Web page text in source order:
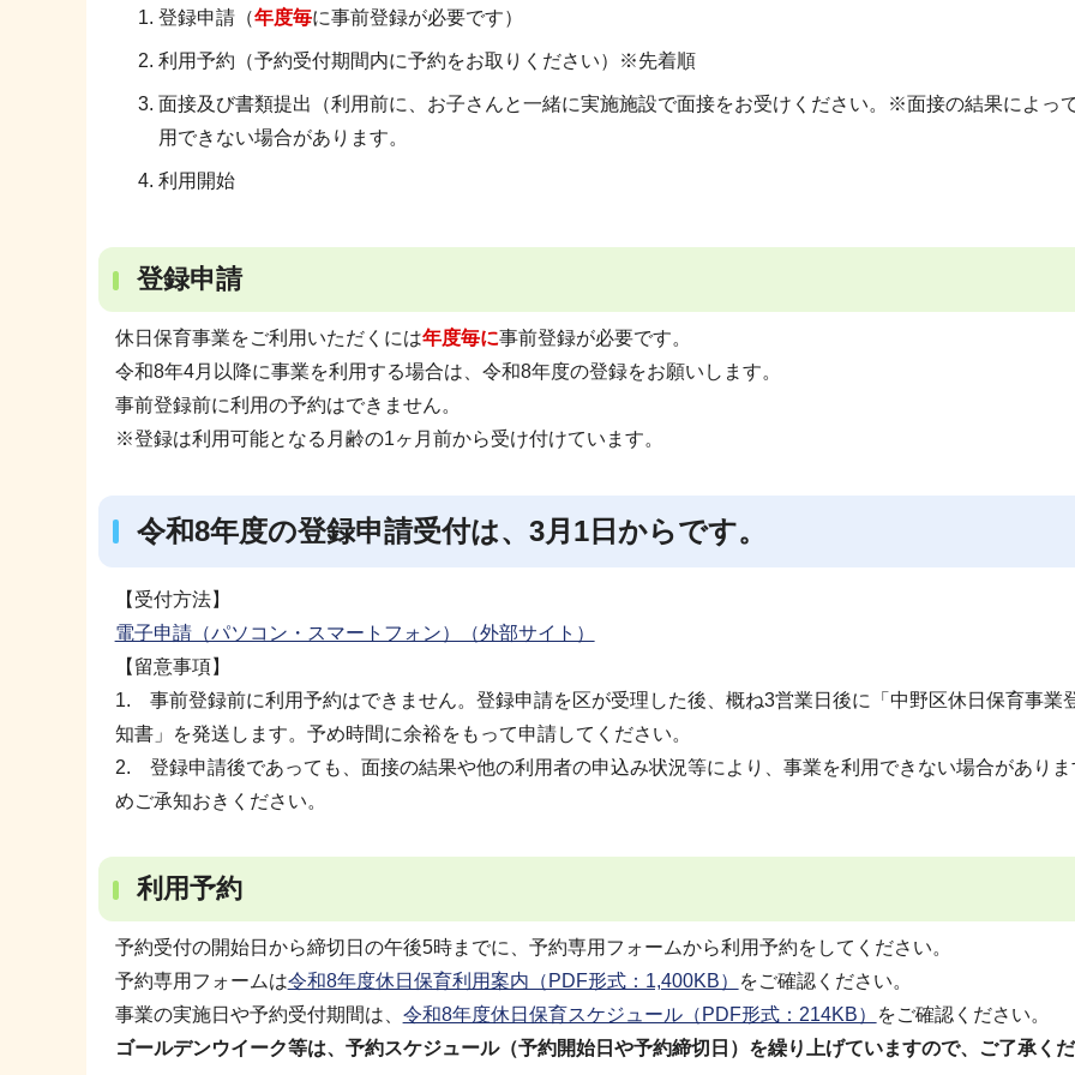
登録申請（年度毎に事前登録が必要です）
利用予約（予約受付期間内に予約をお取りください）※先着順
面接及び書類提出（利用前に、お子さんと一緒に実施施設で面接をお受けください。※面接の結果によっ
用できない場合があります。
利用開始
登録申請
休日保育事業をご利用いただくには年度毎に事前登録が必要です。
令和8年4月以降に事業を利用する場合は、令和8年度の登録をお願いします。
事前登録前に利用の予約はできません。
※登録は利用可能となる月齢の1ヶ月前から受け付けています。
令和8年度の登録申請受付は、3月1日からです。
【受付方法】
電子申請（パソコン・スマートフォン）（外部サイト）
【留意事項】
1. 事前登録前に利用予約はできません。登録申請を区が受理した後、概ね3営業日後に「中野区休日保育事業
知書」を発送します。予め時間に余裕をもって申請してください。
2. 登録申請後であっても、面接の結果や他の利用者の申込み状況等により、事業を利用できない場合がありま
めご承知おきください。
利用予約
予約受付の開始日から締切日の午後5時までに、予約専用フォームから利用予約をしてください。
予約専用フォームは令和8年度休日保育利用案内（PDF形式：1,400KB）
をご確認ください。
事業の実施日や予約受付期間は、 令和8年度休日保育スケジュール（PDF形式：214KB）
をご確認ください。
ゴールデンウイーク等は、予約スケジュール（予約開始日や予約締切日）を繰り上げていますので、ご了承く